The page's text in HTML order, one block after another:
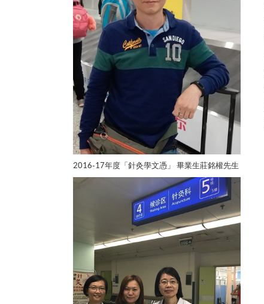
2016-17年度「針灸學文憑」 畢業生莊銘權先生